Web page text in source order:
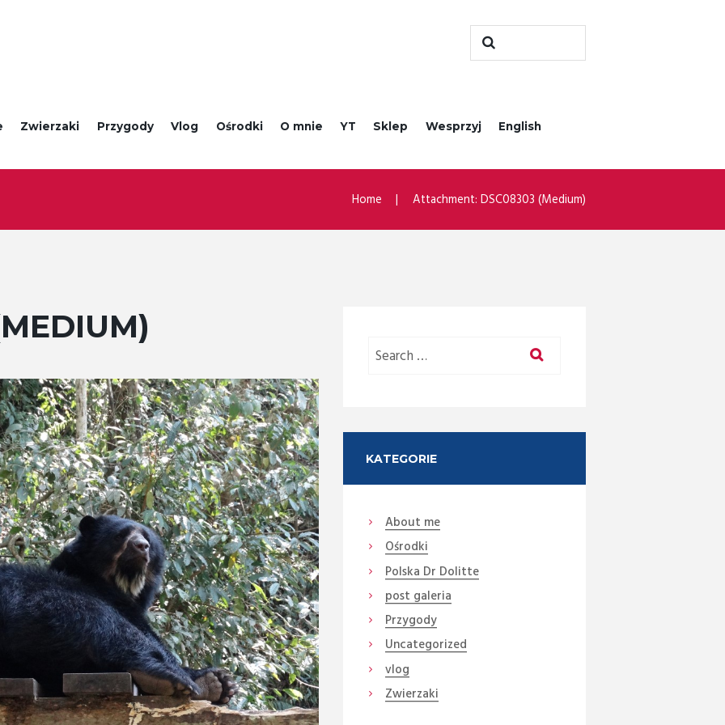
Zwierzaki Przygody Vlog Ośrodki O mnie YT Sklep Wesprzyj English
Home Attachment: DSC08303 (Medium)
Next item
KATEGORIE
About me
Ośrodki
Polska Dr Dolitte
post galeria
Przygody
Uncategorized
vlog
Zwierzaki